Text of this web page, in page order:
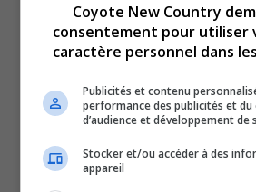
Coyote New Country
consentement pour utiliser
caractère personnel dans
Publicités et contenu
performance des publicités et du
d’audience et développement de
Stocker et/ou accéder à des
appareil